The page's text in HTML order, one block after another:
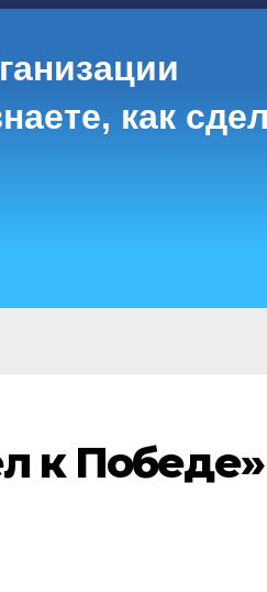
как
к Победе»